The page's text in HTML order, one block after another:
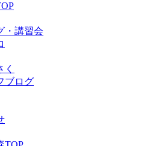
・講習会
く
ブログ